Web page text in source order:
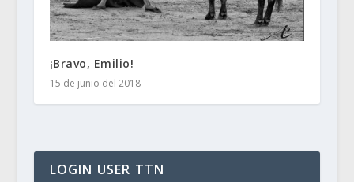
¡Bravo, Emilio!
15 de junio del 2018
LOGIN USER TTN